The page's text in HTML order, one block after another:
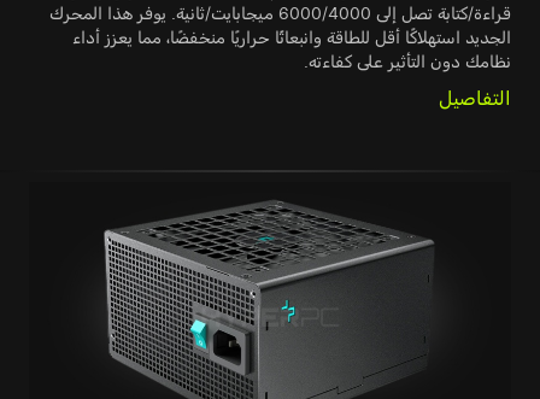
قراءة/كتابة تصل إلى 6000/4000 ميجابايت/ثانية. يوفر هذا المحرك
الجديد استهلاكًا أقل للطاقة وانبعاثًا حراريًا منخفضًا، مما يعزز أداء
نظامك دون التأثير على كفاءته.
التفاصيل